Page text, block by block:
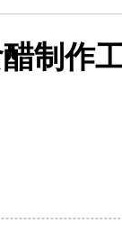
制作